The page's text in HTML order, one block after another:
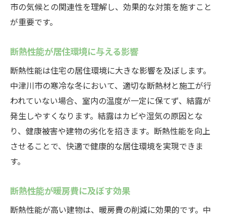
中津川市で効果的な断熱性能と結露対策のポイ
ント
断熱材の選定と配置の重要性
二重窓と断熱ガラスの結露防止効果
熱交換気システムで結露を防ぐ
結露防止のための施工ポイント
断熱性能と結露対策の相乗効果
断熱性能を最大限に引き出す中津川市の実践的
窓やドアの断熱強化
壁や屋根の断熱施工方法
市の気候との関連性を理解し、効果的な対策を施すこと
が重要です。
断熱性能が居住環境に与える影響
断熱性能は住宅の居住環境に大きな影響を及ぼします。
中津川市の寒冷な冬において、適切な断熱材と施工が行
われていない場合、室内の温度が一定に保てず、結露が
発生しやすくなります。結露はカビや湿気の原因とな
り、健康被害や建物の劣化を招きます。断熱性能を向上
させることで、快適で健康的な居住環境を実現できま
す。
断熱性能が暖房費に及ぼす効果
断熱性能が高い建物は、暖房費の削減に効果的です。中